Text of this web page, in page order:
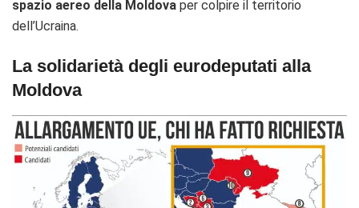
spazio aereo della Moldova per colpire il territorio
dell’Ucraina.
La solidarietà degli eurodeputati alla
Moldova